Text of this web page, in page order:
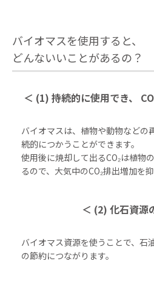
バイオマスを使用すると、
どんないいことがあるの？
＜ (1) 持続的に使用でき、
バイオマスは、植物や動物などの
続的につかうことができます。
使用後に焼却して出るCO₂は植物
るので、大気中のCO₂排出増加を抑
＜ (2) 化石資源
バイオマス資源を使うことで、石
の節約につながります。